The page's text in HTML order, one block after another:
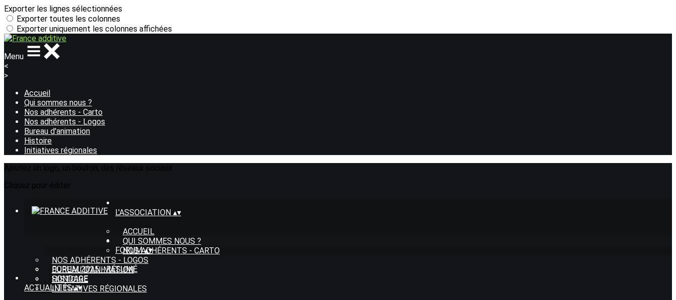
Exporter les lignes sélectionnées
Exporter toutes les colonnes
Exporter uniquement les colonnes affichées
Menu
<
>
Accueil
Qui sommes nous ?
Nos adhérents - Carto
Nos adhérents - Logos
Bureau d'animation
Histoire
Initiatives régionales
L'ASSOCIATION ▴▾
ACCUEIL
QUI SOMMES NOUS ?
NOS ADHÉRENTS - CARTO
NOS ADHÉRENTS - LOGOS
BUREAU D'ANIMATION
HISTOIRE
INITIATIVES RÉGIONALES
FORUM▴▾
FORUM 2025 - RÉSUMÉ
SONDAGE
ACTUALITÉS▴▾